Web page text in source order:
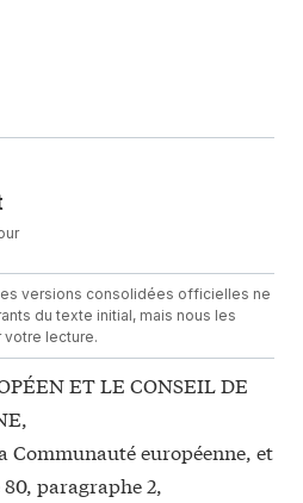
versions consolidées officielles ne
du texte initial, mais nous les
lecture.
ET LE CONSEIL DE
européenne, et
paragraphe 2,